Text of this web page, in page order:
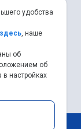
48-67
удобства
здесь, наше
об
об
настройках